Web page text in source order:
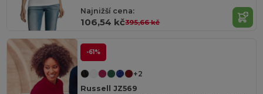
Najnižší cena:
106,54 kč395,66 kč
-61%
+2
Russell JZ569